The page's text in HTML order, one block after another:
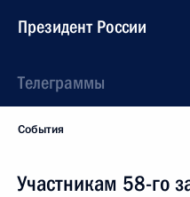
Президент России
Телеграммы
События
Участникам 58-го